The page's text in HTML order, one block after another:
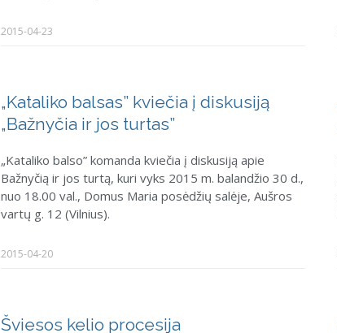
2015-04-23
„Kataliko balsas” kviečia į diskusiją
„Bažnyčia ir jos turtas”
„Kataliko balso” komanda kviečia į diskusiją apie
Bažnyčią ir jos turtą, kuri vyks 2015 m. balandžio 30 d.,
nuo 18.00 val., Domus Maria posėdžių salėje, Aušros
vartų g. 12 (Vilnius).
2015-04-20
Šviesos kelio procesija